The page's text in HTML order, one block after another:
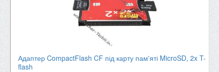
Адаптер CompactFlash CF під карту пам'яті MicroSD, 2x T-
flash